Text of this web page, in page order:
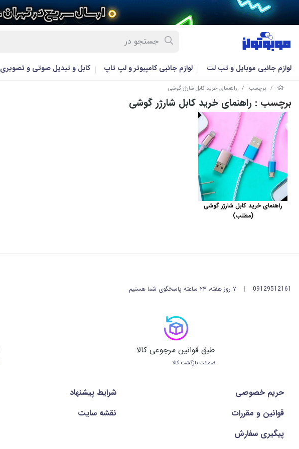
لوازم جانبی موبایل و تب لت لوازم جانبی کامپیوتر و لپ تاپ کابل و تبدیل صوتی و تصویری
/ برچسب / راهنمای خرید کابل شارژر گوشی
برچسب : راهنمای خرید کابل شارژر گوشی
راهنمای خرید کابل شارژر گوشی
(مطلب)
09129512161
| ۷ روز هفته، ۲۴ ساعته پاسخگوی شما هستیم
طبق قوانین مرجوعی کالا
ضمانت بازگشت کالا
حریم خصوصی شرايط پيشنهاد
قوانین و مقررات
نقشه سایت
پیگیری سفارش